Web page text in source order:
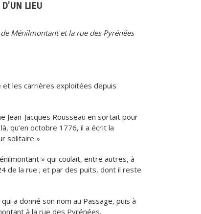
LIEU
Ménilmontant et la rue des Pyrénées
et les carrières exploitées depuis
Jacques Rousseau en sortait pour
qu’en octobre 1776, il a écrit la
solitaire »
» qui coulait, entre autres, à
de la rue ; et par des puits, dont il reste
a donné son nom au Passage, puis à
à la rue des Pyrénées.